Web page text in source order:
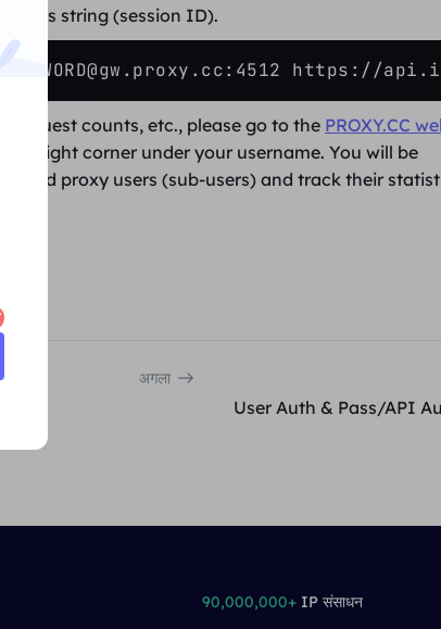
this string (session ID).
https://
request counts, etc., please go to the PROXY.CC
right corner under your username. You will be
add proxy users (sub-users) and track their
अगला
User Auth & Pass/API
90,000,000+ IP संसाधन